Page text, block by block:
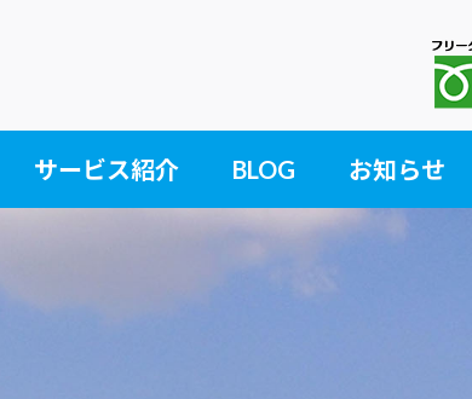
サービス紹介 BLOG お知らせ